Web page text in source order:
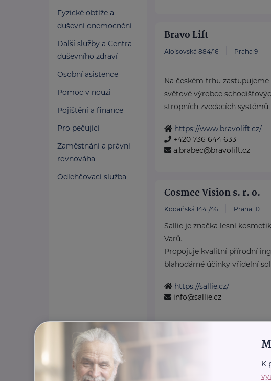
Fyzické obtíže a
duševní onemocnění
Další služby a Centra
duševního zdraví
Osobní asistence
Pomoc v nouzi
Pojištění a finance
Pro pečující
Zaměstnání a právní
rovnováha
Odlehčovací služba
Bravo Lift
Aloisovská 884/16 Praha 9
Na českém trhu
světové výrobce
stropních zvedacích systémů,
https://www.bravolift.cz/
+420 736 644 633
a.brabec@bravolift.cz
Cosmee Vision s. r. o.
Kodaňská 1441/46 Praha 10
Sallie je značka lesní
Varů.
Propojuje kvalitní přírodní
blahodárné účinky vřídelní
https://sallie.cz/
info@sallie.cz
K